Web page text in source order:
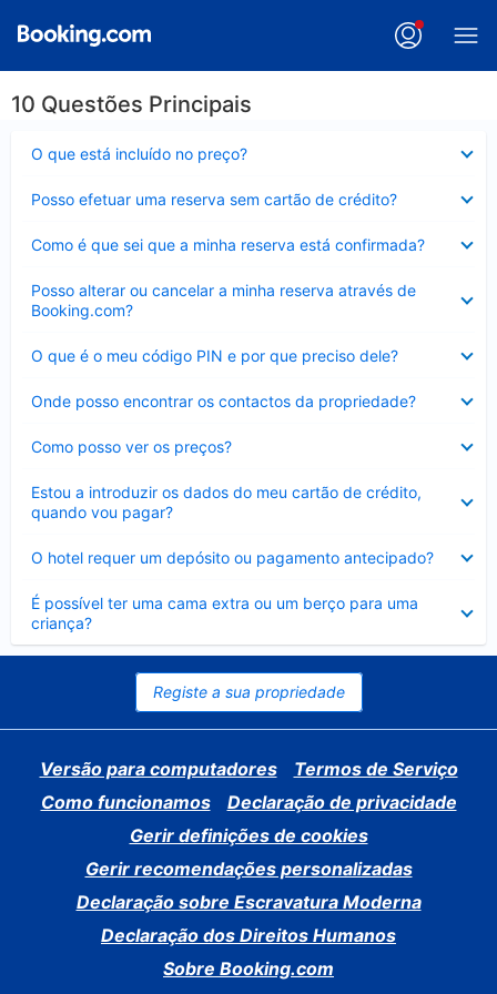
10 Questões Principais
O que está incluído no preço?
fechado
Posso efetuar uma reserva sem cartão de crédito?
fechado
Como é que sei que a minha reserva está confirmada?
fechado
Posso alterar ou cancelar a minha reserva através de
Booking.com?
fechado
O que é o meu código PIN e por que preciso dele?
fechado
Onde posso encontrar os contactos da propriedade?
fechado
Como posso ver os preços?
fechado
Estou a introduzir os dados do meu cartão de crédito,
quando vou pagar?
fechado
O hotel requer um depósito ou pagamento antecipado?
fechado
É possível ter uma cama extra ou um berço para uma
criança?
Elemento
fechado
Registe a sua propriedade
Versão para computadores
Termos de Serviço
Como funcionamos
Declaração de privacidade
Gerir definições de cookies
Gerir recomendações personalizadas
Declaração sobre Escravatura Moderna
Declaração dos Direitos Humanos
Sobre Booking.com